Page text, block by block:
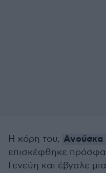
H κόρη του, Ανούσκα
επισκέφθηκε
Γενεύη και έβγαλε